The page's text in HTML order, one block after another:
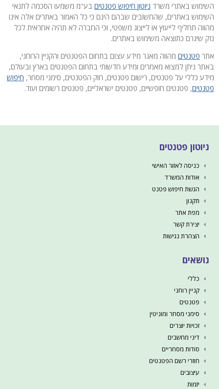
השימוש באתרי משרדניוטון חיפוש פטנטיםבע"מ משמעו הסכמה לתנאי
השימוש באתרים, שהחשובים שבהם הינם כי כל האמור באתרים אלה אינו
מהווה תחליף לייעוץ או לייצוג משפטי, וכי החברה לא תהיה אחראית לכל
נזק שיגרם כתוצאה משימוש באתרים.
אתרפטנטיםמהווה מאגר מידע עצום בתחום הפטנטים והקניין הרוחני,
באתר ניתן למצוא מאמרים ומידע חדשותי בתחום הפטנטים בארץ ובעולם,
מידע כללי על פטנטים, רישום פטנטים, חוק הפטנטים, סימני מסחר,חיפוש
פטנטים, פטנטים חופשיים, פטנטים ישראליים, פטנטים רשומים ועוד.
ניוטון פטנטים
כניסה לאזור האישי
אודות המשרד
הגשת חיפוש פטנט
תקנון
מפת אתר
יצירת קשר
הצהרת נגישות
נושאים
כללי
קניין רוחני
פטנטים
סימני מסחר ומוניטין
זכויות יוצרים
דיני מחשבים
סודות מסחריים
חוזרי רשם הפטנטים
עיצובים
יזמות